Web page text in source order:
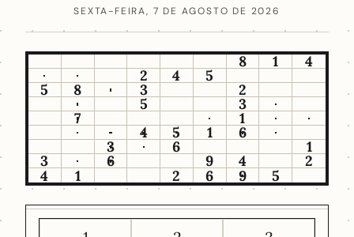
SEXTA-FEIRA, 7 DE AGOSTO DE 2026
8 1 4
2 4 5
5 8 3 2
5 3
7 1
4 5 1 6
3 6 1
3 6 9 4
2
4
1 2 6 9 5